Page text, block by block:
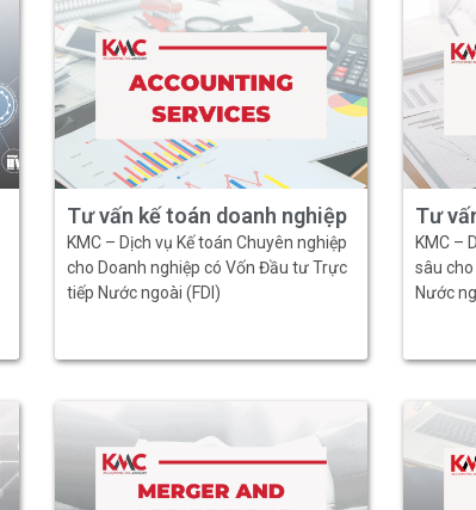
Tư vấn kế toán doanh nghiệp
KMC – Dịch vụ Kế toán Chuyên nghiệp
cho Doanh nghiệp có Vốn Đầu tư Trực
tiếp Nước ngoài (FDI)
Tư
KMC –
sâu
Nước